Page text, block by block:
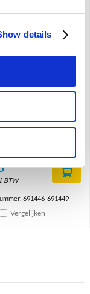
details
set Licht
Amazon
505 419-517
Rug
BTW
691446-691449
Vergelijken